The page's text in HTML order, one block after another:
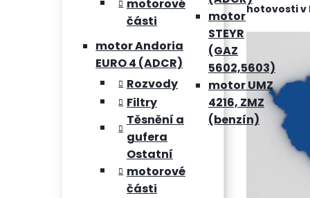
motorové
části
motor Andoria
EURO 4 (ADCR)
Rozvody
Filtry
Těsnění a
gufera
Ostatní
motorové
části
motor
STEYR
(GAZ
5602,5603)
motor UMZ
4216, ZMZ
(benzín)
hotovosti v